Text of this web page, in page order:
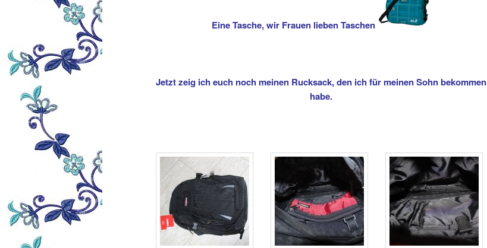
Eine Tasche, wir Frauen lieben Taschen
Jetzt zeig ich euch noch meinen Rucksack, den ich für meinen Sohn bekommen
habe.